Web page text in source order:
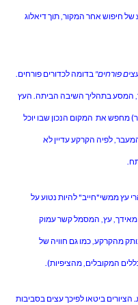
חיפוש אחר המקור, תוך דיאלוג
פורחים" בדומה לכדורים פורחים.
המסע בתהליך השיבה הביתה. העץ
מחפש את המקום הנכון שבו יוכל
לפיה הקרקע עדיין לא
עץ ממשי"חייב" להיות נטוע על
עץ, המסמל קשר עמוק
מהקרקע, כמו גם חוויה של
המקובלים, מהציפיות).
. הציורים ביטאו לפיכך עצים בסביבות